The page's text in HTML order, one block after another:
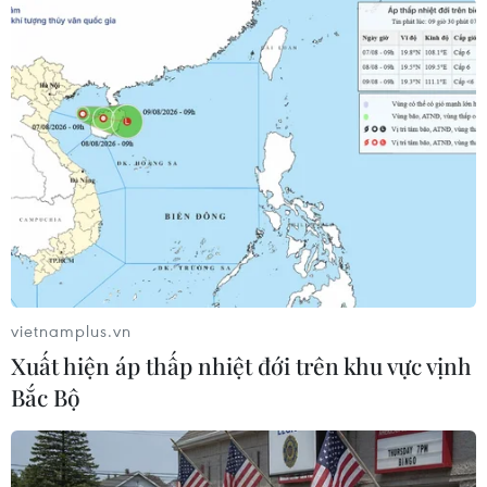
Khủng hoảng Nga-Ukraine khiến thị
trường tiền điện tử lao dốc
23/02/2022 10:40
Dữ liệu của CoinMarketCap cho thấy đồng bitcoin giảm
6,14% xuống 36.862 USD/BTC trong khi ethereum giảm
7,99% xuống còn 2.525 USD/ETH.
vietnamplus.vn
Xuất hiện áp thấp nhiệt đới trên khu vực vịnh
Bắc Bộ